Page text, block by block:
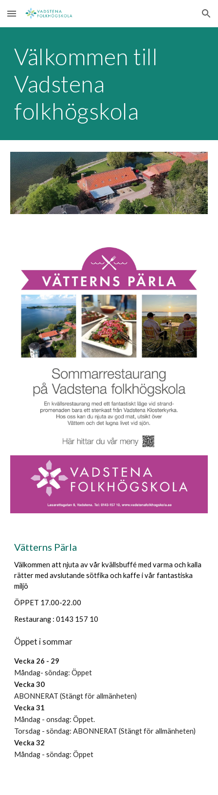
Skip to main content Skip to navigation
Välkommen till
Vadstena
folkhögskola
Vätterns Pärla
Välkommen att njuta av vår kvällsbuffé med varma och kalla
rätter med avslutande sötfika och kaffe i vår fantastiska
miljö
ÖPPET 17.00-22.00
Restaurang : 0143 157 10
Öppet i sommar
Vecka 26 - 29
Måndag- söndag: Öppet
Vecka 30
ABONNERAT (Stängt för allmänheten)
Vecka 31
Måndag - onsdag: Öppet.
Torsdag - söndag: ABONNERAT (Stängt för allmänheten)
Vecka 32
Måndag - söndag: Öppet